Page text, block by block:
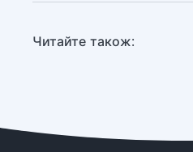
Читайте також: